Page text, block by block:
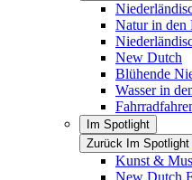
Natur in den
New Dutch
Blühende
Wasser in
Im Spotlight
Zurück Im Spotlight
Kunst &
New Dutch